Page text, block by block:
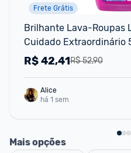
Frete Grátis
Brilhante Lava-Roupas
Cuidado Extraordinário
R$ 52,90
R$42,41
Alice
há 1 sem
Mais opções